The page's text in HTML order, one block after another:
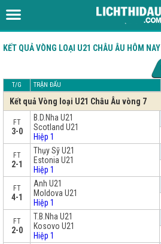
KẾT QUẢ VÒNG LOẠI U21 CHÂU ÂU HÔM NAY
T/G TRẬN ĐẤU
Kết quả Vòng loại U21 Châu Âu vòng 7
FT
3-0
B.D.Nha U21
Scotland U21
Hiệp 1
FT
2-1
Thụy Sỹ U21
Estonia U21
Hiệp 1
FT
4-1
Anh U21
Moldova U21
Hiệp 1
FT
2-0
T.B.Nha U21
Kosovo U21
Hiệp 1